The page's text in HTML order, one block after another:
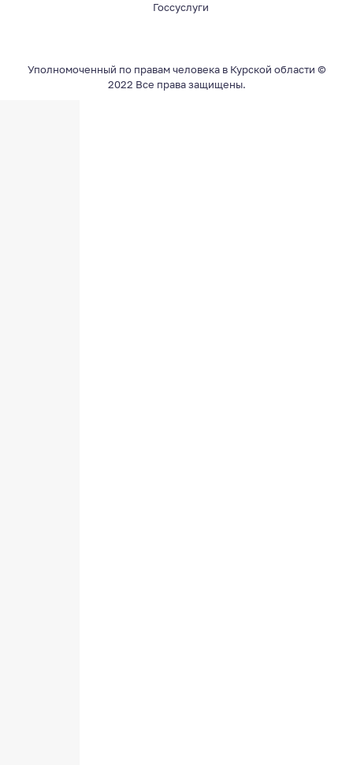
Госсуслуги
Уполномоченный по правам человека в Курской области ©
2022 Все права защищены.